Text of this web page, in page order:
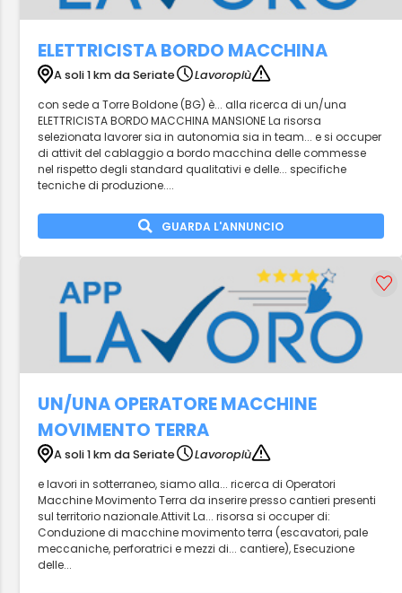
ELETTRICISTA BORDO MACCHINA
A soli 1 km da Seriate
Lavoropiù
con sede a Torre Boldone (BG) è... alla ricerca di un/una
ELETTRICISTA BORDO MACCHINA MANSIONE La risorsa
selezionata lavorer sia in autonomia sia in team... e si occuper
di attivit del cablaggio a bordo macchina delle commesse
nel rispetto degli standard qualitativi e delle... specifiche
tecniche di produzione....
GUARDA L'ANNUNCIO
UN/UNA OPERATORE MACCHINE
MOVIMENTO TERRA
A soli 1 km da Seriate
Lavoropiù
e lavori in sotterraneo, siamo alla... ricerca di Operatori
Macchine Movimento Terra da inserire presso cantieri presenti
sul territorio nazionale.Attivit La... risorsa si occuper di:
Conduzione di macchine movimento terra (escavatori, pale
meccaniche, perforatrici e mezzi di... cantiere), Esecuzione
delle...